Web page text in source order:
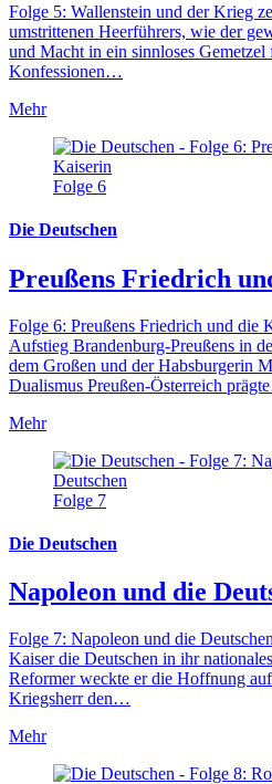
Folge 5: Wallenstein und der Krieg
umstrittenen Heerführers, wie der
und Macht in ein sinnloses
Konfessionen…
Mehr
Folge 6
Die Deutschen
Preußens Friedrich
Folge 6: Preußens Friedrich und die
Aufstieg Brandenburg-Preußens in
dem Großen und der Habsburgerin
Dualismus Preußen-Österreich
Mehr
Folge 7
Die Deutschen
Napoleon und die
Folge 7: Napoleon und die
Kaiser die Deutschen in ihr
Reformer weckte er die Hoffnung
Kriegsherr den…
Mehr